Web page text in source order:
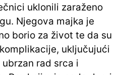
uklonili zaraženo
Njegova majka je
borio za život te da su
uključujući
rad srca i